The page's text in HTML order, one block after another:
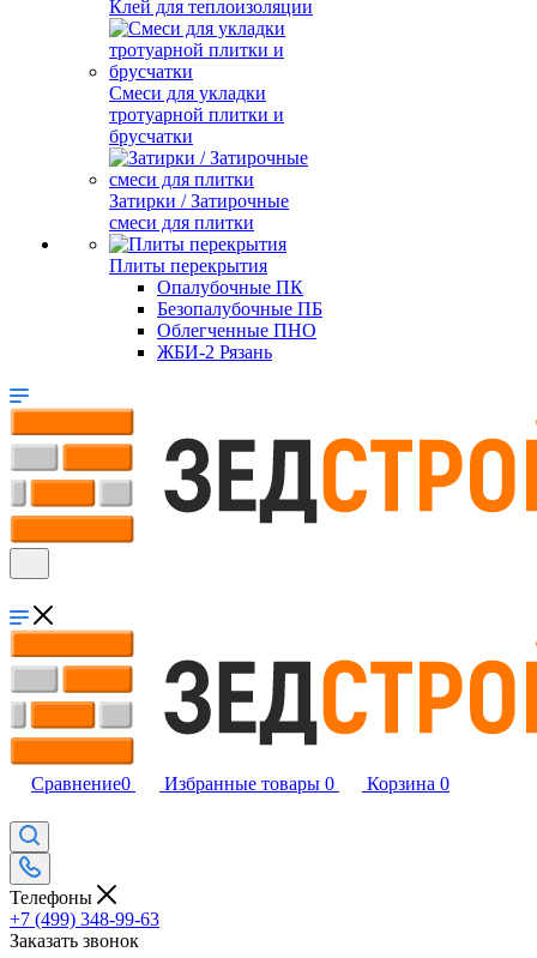
Клей для теплоизоляции
Смеси для укладки
тротуарной плитки и
брусчатки
Затирки / Затирочные
смеси для плитки
Плиты перекрытия
Опалубочные ПК
Безопалубочные ПБ
Облегченные ПНО
ЖБИ-2 Рязань
Сравнение0 Избранные товары 0 Корзина 0
Телефоны
+7 (499) 348-99-63
Заказать звонок